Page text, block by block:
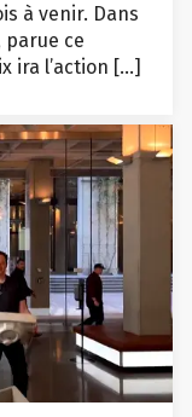
à venir. Dans
parue ce
ira l’action […]